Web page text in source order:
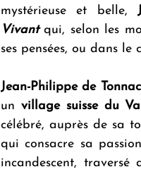
mystérieuse et belle,
Vivant qui, selon les
ses pensées, ou dans le
Jean-Philippe de Tonnac
un village suisse du
célébré, auprès de sa
qui consacre sa
incandescent,